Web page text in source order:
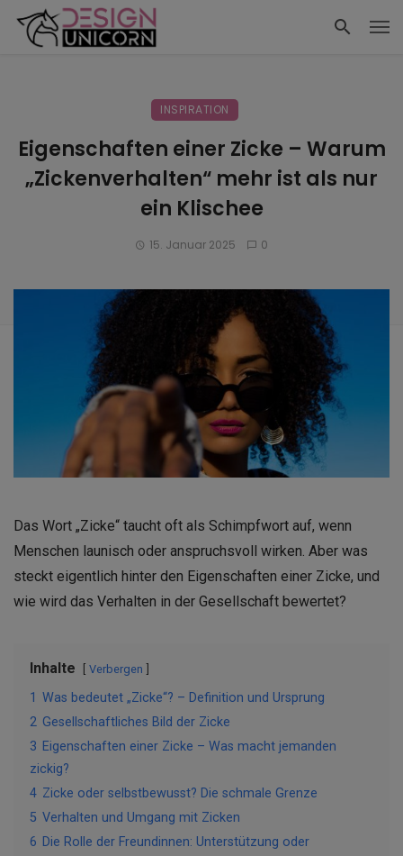
INSPIRATION
Eigenschaften einer Zicke – Warum
„Zickenverhalten“ mehr ist als nur
ein Klischee
15. Januar 2025 0
Das Wort „Zicke“ taucht oft als Schimpfwort auf, wenn
Menschen launisch oder anspruchsvoll wirken. Aber was
steckt eigentlich hinter den Eigenschaften einer Zicke, und
wie wird das Verhalten in der Gesellschaft bewertet?
Inhalte Verbergen
1 Was bedeutet „Zicke“? – Definition und Ursprung
2 Gesellschaftliches Bild der Zicke
3 Eigenschaften einer Zicke – Was macht jemanden
zickig?
4 Zicke oder selbstbewusst? Die schmale Grenze
5 Verhalten und Umgang mit Zicken
6 Die Rolle der Freundinnen: Unterstützung oder